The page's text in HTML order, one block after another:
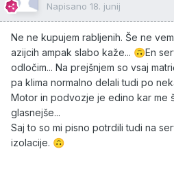
Napisano 18. junij
Ne ne kupujem rabljenih. Še ne
azijcih ampak slabo kaže... 🙃En
odločim... Na prejšnjem so vsaj
pa klima normalno delali tudi po
Motor in podvozje je edino kar me
glasnejše...
Saj to so mi pisno potrdili tudi na
izolacije. 🙃